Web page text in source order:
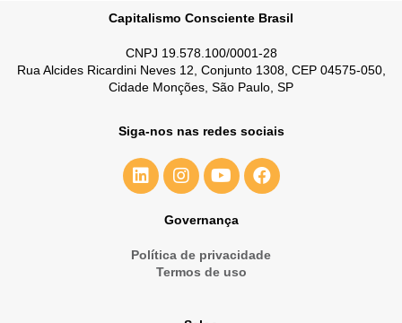
Capitalismo Consciente Brasil
CNPJ 19.578.100/0001-28
Rua Alcides Ricardini Neves 12, Conjunto 1308, CEP 04575-050,
Cidade Monções, São Paulo, SP
Siga-nos nas redes sociais
Governança
Política de privacidade
Termos de uso